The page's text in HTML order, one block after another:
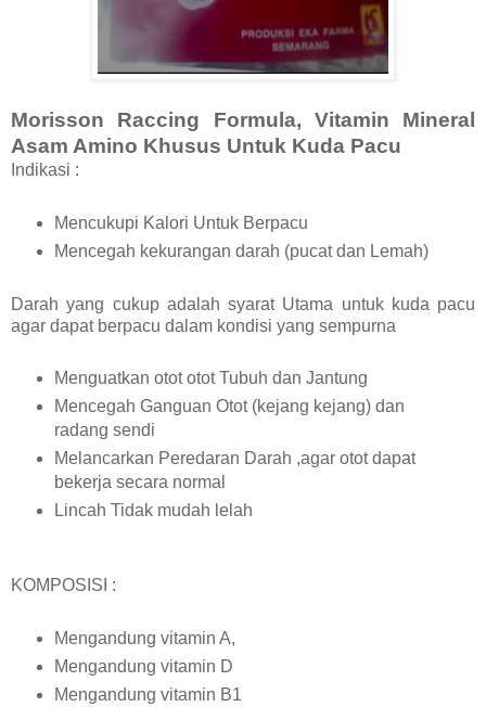
Morisson Raccing Formula, Vitamin Mineral
Asam Amino Khusus Untuk Kuda Pacu
Indikasi :
Mencukupi Kalori Untuk Berpacu
Mencegah kekurangan darah (pucat dan Lemah)
Darah yang cukup adalah syarat Utama untuk kuda pacu
agar dapat berpacu dalam kondisi yang sempurna
Menguatkan otot otot Tubuh dan Jantung
Mencegah Ganguan Otot (kejang kejang) dan
radang sendi
Melancarkan Peredaran Darah ,agar otot dapat
bekerja secara normal
Lincah Tidak mudah lelah
KOMPOSISI :
Mengandung vitamin A,
Mengandung vitamin D
Mengandung vitamin B1